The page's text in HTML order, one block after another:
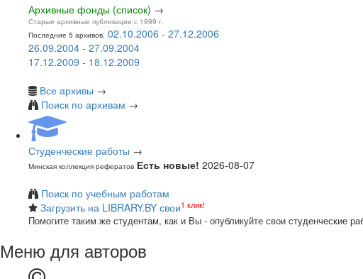
Архивные фонды (список) →
Старые архивные публикации с 1999 г.
Последние 5 архивов: 02.10.2006 - 27.12.2006
26.09.2004 - 27.09.2004
17.12.2009 - 18.12.2009
Все архивы →
Поиск по архивам →
Студенческие работы →
Минская коллекция рефератов Есть новые! 2026-08-07
Поиск по учебным работам
Загрузить на LIBRARY.BY свои1 клик!
Помогите таким же студентам, как и Вы - опубликуйте свои студенческие
Меню для авторов